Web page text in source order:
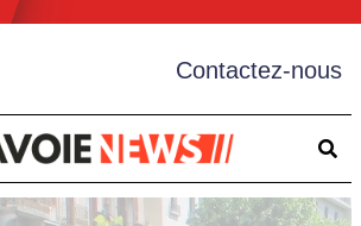
Contactez-nous